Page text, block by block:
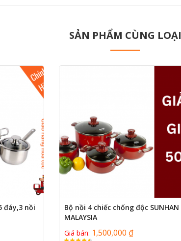
SẢN PHẨM CÙNG LOẠI
đáy,3 nồi
Bộ nồi 4 chiếc chống độc SUNHAN
MALAYSIA
Giá bán: 1,500,000 ₫